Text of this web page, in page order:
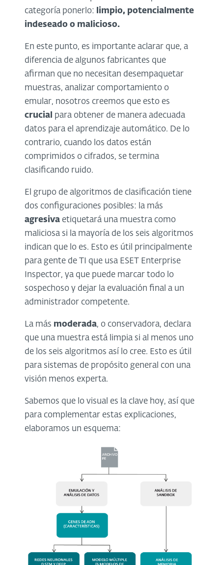
categoría ponerlo:
limpio, potencialmente
indeseado o malicioso.
En este punto, es importante aclarar que, a
diferencia de algunos fabricantes que
afirman que no necesitan desempaquetar
muestras, analizar comportamiento o
emular, nosotros creemos que esto es
crucial para obtener de manera adecuada
datos para el aprendizaje automático. De lo
contrario, cuando los datos están
comprimidos o cifrados, se termina
clasificando ruido.
El grupo de algoritmos de clasificación tiene
dos configuraciones posibles: la más
agresiva etiquetará una muestra como
maliciosa si la mayoría de los seis algoritmos
indican que lo es. Esto es útil principalmente
para gente de TI que usa ESET Enterprise
Inspector, ya que puede marcar todo lo
sospechoso y dejar la evaluación final a un
administrador competente.
La más moderada, o conservadora, declara
que una muestra está limpia si al menos uno
de los seis algoritmos así lo cree. Esto es útil
para sistemas de propósito general con una
visión menos experta.
Sabemos que lo visual es la clave hoy, así que
para complementar estas explicaciones,
elaboramos un esquema: